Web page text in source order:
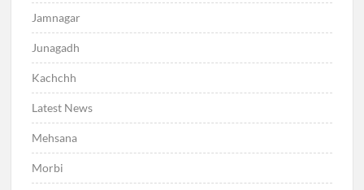
Jamnagar
Junagadh
Kachchh
Latest News
Mehsana
Morbi